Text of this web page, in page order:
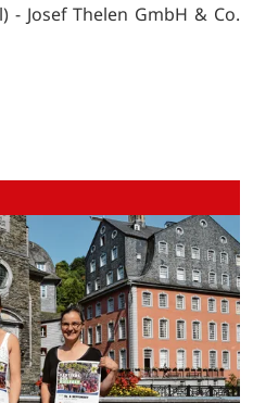
- Josef Thelen GmbH & Co.